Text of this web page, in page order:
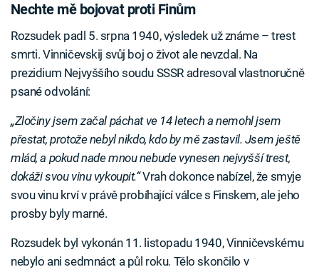
Nechte mě bojovat proti Finům
Rozsudek padl 5. srpna 1940, výsledek už známe – trest
smrti. Vinničevskij svůj boj o život ale nevzdal. Na
prezidium Nejvyššího soudu SSSR adresoval vlastnoručně
psané odvolání:
„Zločiny jsem začal páchat ve 14 letech a nemohl jsem
přestat, protože nebyl nikdo, kdo by mě zastavil. Jsem ještě
mlád, a pokud nade mnou nebude vynesen nejvyšší trest,
dokáži svou vinu vykoupit.“Vrah dokonce nabízel, že smyje
svou vinu krví v právě probíhající válce s Finskem, ale jeho
prosby byly marné.
Rozsudek byl vykonán 11. listopadu 1940, Vinničevskému
nebylo ani sedmnáct a půl roku. Tělo skončilo v